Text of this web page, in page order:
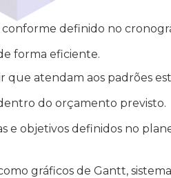
definido no
forma eficiente.
que atendam aos padrões
do orçamento previsto.
e objetivos definidos no
gráficos de Gantt,